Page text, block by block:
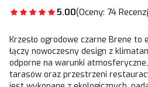
5.00(Oceny: 74
Krzesło ogrodowe czarne Brene to
łączy nowoczesny design z
odporne na warunki
tarasów oraz przestrzeni